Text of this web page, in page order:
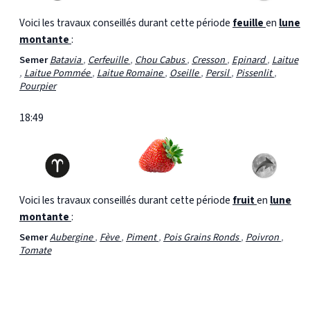
Voici les travaux conseillés durant cette période feuilleen lune
montante:
SemerBatavia,Cerfeuille,Chou Cabus,Cresson,Epinard,Laitue
,Laitue Pommée,Laitue Romaine,Oseille,Persil,Pissenlit,
Pourpier
18:49
Voici les travaux conseillés durant cette période fruiten lune
montante:
SemerAubergine, Fève, Piment, Pois Grains Ronds, Poivron,
Tomate